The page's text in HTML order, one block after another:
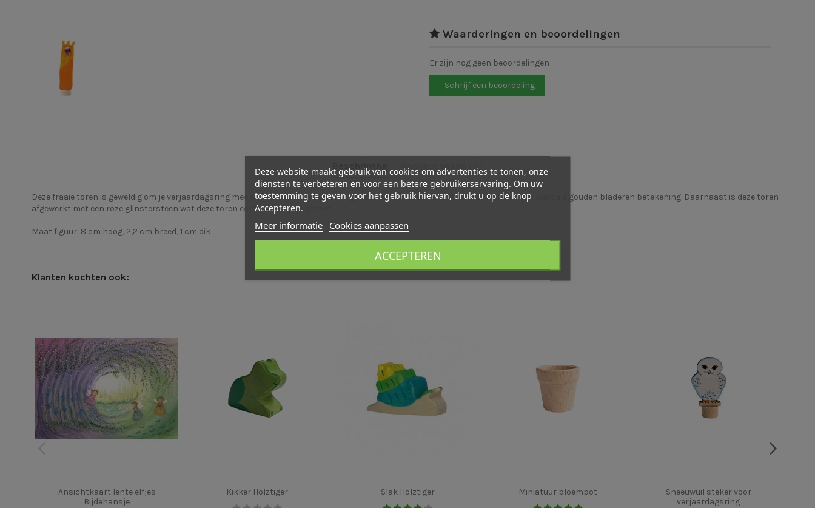
Waarderingen en beoordelingen
Er zijn nog geen beoordelingen
Schrijf een beoordeling
Beschrijving Beoordelingen (0)
Deze fraaie toren is geweldig om je verjaardagsring mee aan te kleden. De toren is geschilderd in twee kleuren oranje en heeft een subtiele gouden bladeren betekening. Daarnaast is deze toren
afgewerkt met een roze glinstersteen wat deze toren echt een plaatje maakt.
Maat figuur: 8 cm hoog, 2,2 cm breed, 1 cm dik
Klanten kochten ook:
Ansichtkaart lente elfjes
Bijdehansje
Kikker Holztiger Slak Holztiger Miniatuur bloempot
Sneeuwuil steker voor
verjaardagsring
Deze website maakt gebruik van cookies om advertenties te tonen, onze
diensten te verbeteren en voor een betere gebruikerservaring. Om uw
toestemming te geven voor het gebruik hiervan, drukt u op de knop
Accepteren.
Meer informatie Cookies aanpassen
ACCEPTEREN